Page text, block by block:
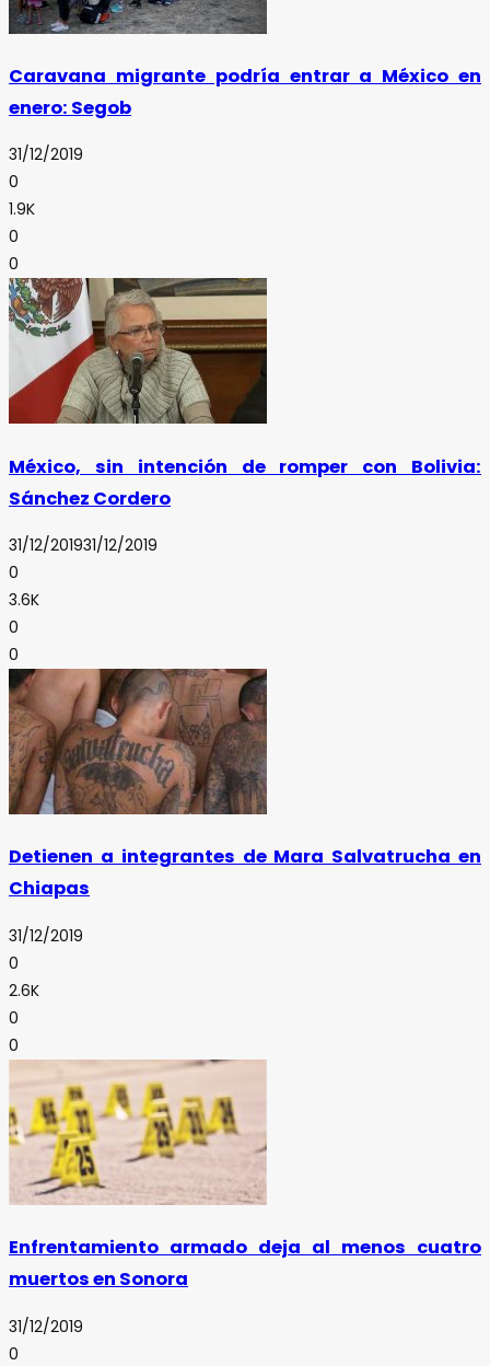
Caravana migrante podría entrar a México en
enero: Segob
31/12/2019
0
1.9K
0
0
México, sin intención de romper con Bolivia:
Sánchez Cordero
31/12/201931/12/2019
0
3.6K
0
0
Detienen a integrantes de Mara Salvatrucha en
Chiapas
31/12/2019
0
2.6K
0
0
Enfrentamiento armado deja al menos cuatro
muertos en Sonora
31/12/2019
0